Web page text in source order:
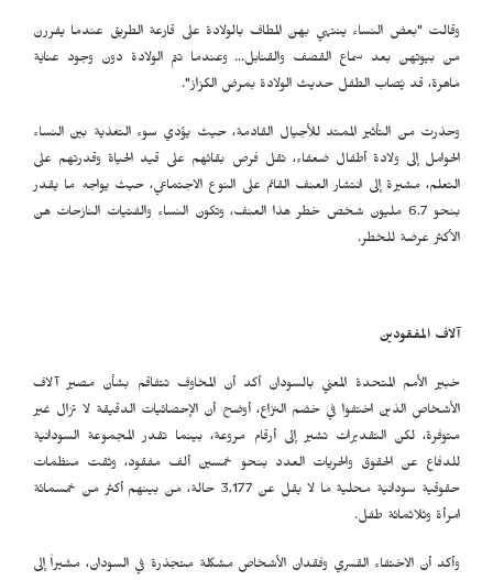
وقالت "بعض النساء ينتهي بهن المطاف بالولادة على قارعة الطريق عندما يفررن
من بيوتهن بعد سماع القصف والقنابل... وعندما تتم الولادة دون وجود عناية
ماهرة، قد يُصاب الطفل حديث الولادة بمرض الكزاز".
وحذرت من التأثير الممتد للأجيال القادمة، حيث يؤدي سوء التغذية بين النساء
الحوامل إلى ولادة أطفال ضعفاء، تقل فرص بقائهم على قيد الحياة وقدرتهم على
التعلم، مشيرة إلى انتشار العنف القائم على النوع الاجتماعي، حيث يواجه ما يقدر
بنحو 6.7 مليون شخص خطر هذا العنف، وتكون النساء والفتيات النازحات هن
الأكثر عرضة للخطر.
آلاف المفقودين
خبير الأمم المتحدة المعني بالسودان أكد أن المخاوف تتفاقم بشأن مصير آلاف
الأشخاص الذين اختفوا في خضم النزاع، أوضح أن الإحصائيات الدقيقة لا تزال غير
متوفرة، لكن التقديرات تشير إلى أرقام مروعة، بينما تقدر المجموعة السودانية
للدفاع عن الحقوق والحريات العدد بنحو خمسين ألف مفقود، وثقت منظمات
حقوقية سودانية محلية ما لا يقل عن 3,177 حالة، من بينهم أكثر من خمسمائة
امرأة وثلاثمائة طفل.
وأكد أن الاختفاء القسري وفقدان الأشخاص مشكلة متجذرة في السودان، مشيراً إلى